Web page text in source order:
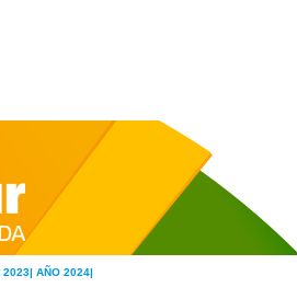
2023| AÑO 2024|